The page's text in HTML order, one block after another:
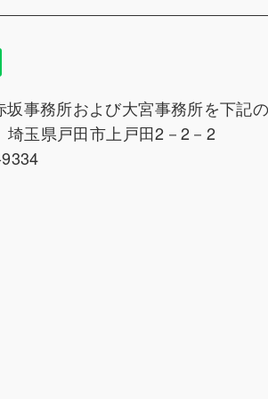
事務所および大宮事務所を下記
玉県戸田市上戸田2－2－2